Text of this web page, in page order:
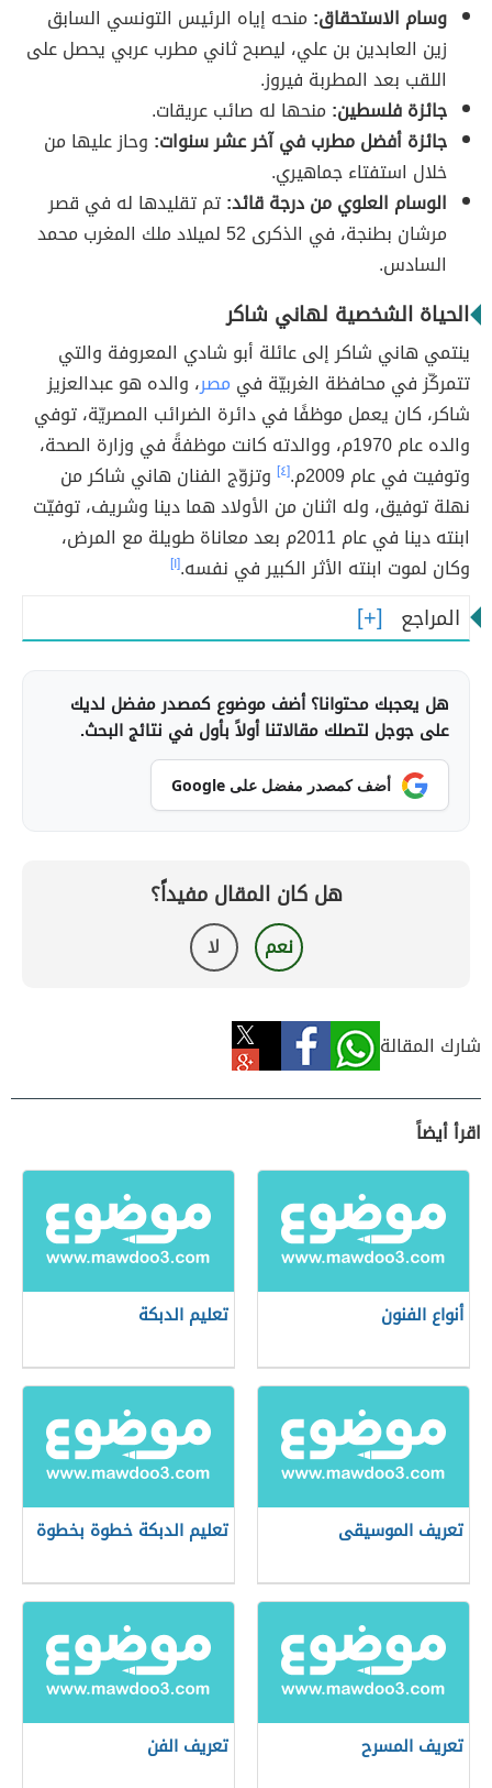
وسام الاستحقاق: منحه إياه الرئيس التونسي السابق
زين العابدين بن علي، ليصبح ثاني مطرب عربي يحصل على
اللقب بعد المطربة فيروز.
جائزة فلسطين: منحها له صائب عريقات.
جائزة أفضل مطرب في آخر عشر سنوات: وحاز عليها من
خلال استفتاء جماهيري.
الوسام العلوي من درجة قائد:تم تقليدها له في قصر
مرشان بطنجة، في الذكرى 52 لميلاد ملك المغرب محمد
السادس.
الحياة الشخصية لهاني شاكر
ينتمي هاني شاكر إلى عائلة أبو شادي المعروفة والتي
تتمركّز في محافظة الغربيّة في مصر، والده هو عبدالعزيز
شاكر، كان يعمل موظفًا في دائرة الضرائب المصريّة، توفي
والده عام 1970م، ووالدته كانت موظفةً في وزارة الصحة،
وتوفيت في عام 2009م.
[٤]
وتزوّج الفنان هاني شاكر من
نهلة توفيق، وله اثنان من الأولاد هما دينا وشريف، توفيّت
ابنته دينا في عام 2011م بعد معاناة طويلة مع المرض،
وكان لموت ابنته الأثر الكبير في نفسه.[١]
المراجع
هل يعجبك محتوانا؟ أضف موضوع كمصدر مفضل لديك
على جوجل لتصلك مقالاتنا أولاً بأول في نتائج البحث.
أضف كمصدر مفضل على Google
هل كان المقال مفيداً؟
نعم لا
شارك المقالة
اقرأ أيضاً
أنواع الفنون تعليم الدبكة
تعريف الموسيقى تعليم الدبكة خطوة بخطوة
تعريف المسرح تعريف الفن